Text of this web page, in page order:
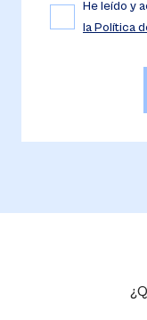
He leído y
la Política